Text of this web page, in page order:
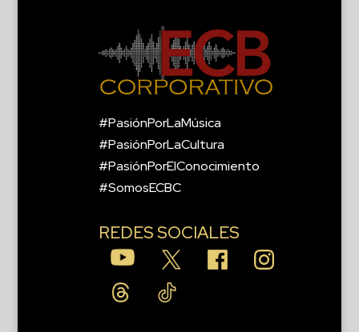
#PasiónPorLaMúsica
#PasiónPorLaCultura
#PasiónPorElConocimiento
#SomosECBC
REDES SOCIALES